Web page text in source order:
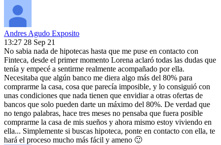
Andres Agudo Exposito
13:27 28 Sep 21
No sabia nada de hipotecas hasta que me puse en contacto con
Finteca, desde el primer momento Lorena aclaró todas las dudas que
tenía y empecé a sentirme realmente acompañado por ella.
Necesitaba que algún banco me diera algo más del 80% para
comprarme la casa, cosa que parecía imposible, y lo consiguió con
unas condiciones que nada tienen que envidiar a otras ofertas de
bancos que solo pueden darte un máximo del 80%. De verdad que
no tengo palabras, hace tres meses no pensaba que fuera posible
comprarme la casa de mis sueños y ahora mismo estoy viviendo en
ella... Simplemente si buscas hipoteca, ponte en contacto con ella, te
hará el proceso mucho más fácil y ameno 🙂